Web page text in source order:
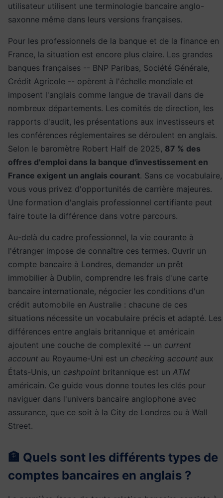
utilisateur utilisent une terminologie bancaire anglo-
saxonne même dans leurs versions françaises.
Pour les professionnels de la banque et de la finance en
France, la situation est encore plus claire. Les grandes
banques françaises -- BNP Paribas, Société Générale,
Crédit Agricole -- opèrent à l'échelle mondiale et
imposent l'anglais comme langue de travail dans de
nombreux départements. Les comités de direction, les
rapports d'audit, les présentations aux investisseurs et
les conférences réglementaires se déroulent en anglais.
Selon le baromètre Robert Half de 2025, 87 % des
offres d'emploi dans la banque d'investissement en
France exigent un anglais courant. Sans ce vocabulaire,
vous vous privez d'opportunités de carrière majeures.
Une formation d'anglais professionnel certifiante peut
faire toute la différence dans votre parcours.
Au-delà du cadre professionnel, la vie courante à
l'étranger impose de connaître ces termes. Ouvrir un
compte bancaire à Londres, demander un prêt
immobilier à Dublin, comprendre les frais d'une carte
bancaire internationale, négocier les conditions d'un
crédit automobile en Australie : chacune de ces
situations nécessite un vocabulaire précis et adapté. Les
différences entre anglais britannique et américain
ajoutent une couche de complexité -- un current
account au Royaume-Uni est un checking account aux
États-Unis, un cashpoint britannique est un ATM
américain. Ce guide vous donne toutes les clés pour
naviguer dans l'univers bancaire anglophone avec
assurance, que ce soit à la City de Londres ou à Wall
Street.
🏦 Quels sont les différents types de
comptes bancaires en anglais ?